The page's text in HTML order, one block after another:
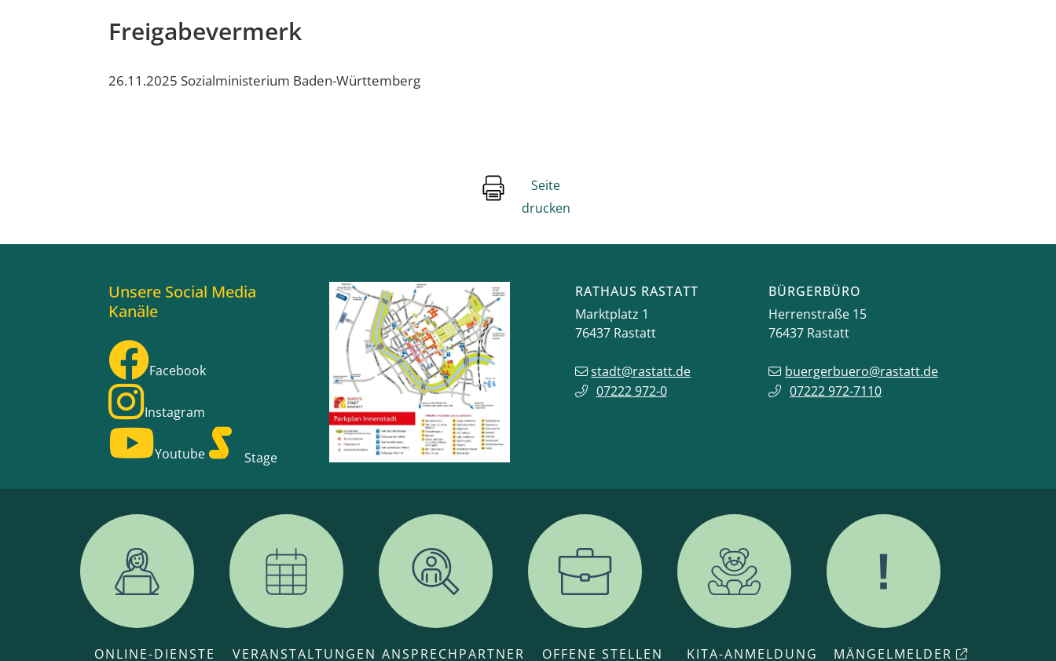
Freigabevermerk
26.11.2025 Sozialministerium Baden-Württemberg
Seite
drucken
Unsere Social Media
Kanäle
Facebook
Instagram
Youtube Stage
RATHAUS RASTATT
Marktplatz 1
76437 Rastatt
stadt@rastatt.de
07222 972-0
BÜRGERBÜRO
Herrenstraße 15
76437 Rastatt
buergerbuero@rastatt.de
07222 972-7110
ONLINE-DIENSTE VERANSTALTUNGEN ANSPRECHPARTNER OFFENE STELLEN KITA-ANMELDUNG MÄNGELMELDER